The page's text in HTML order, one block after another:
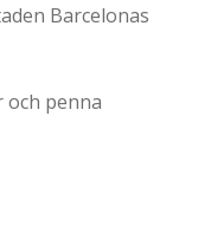
Barcelonas
och penna